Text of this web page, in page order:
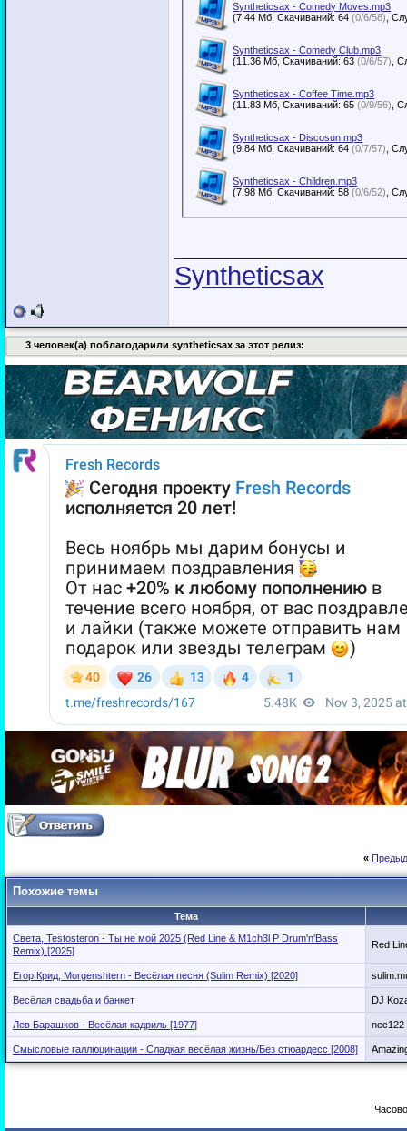
Syntheticsax - Comedy Moves.mp3
(7.44 Мб, Скачиваний: 64(0/6/58)
Syntheticsax - Comedy Club.mp3
(11.36 Мб, Скачиваний: 63(0/6/57)
Syntheticsax - Coffee Time.mp3
(11.83 Мб, Скачиваний: 65(0/9/56)
Syntheticsax - Discosun.mp3
(9.84 Мб, Скачиваний: 64(0/7/57)
Syntheticsax - Children.mp3
(7.98 Мб, Скачиваний: 58(0/6/52)
Syntheticsax
3 человек(а) поблагодарили syntheticsax за этот релиз:
«
Похожие темы
Тема
Света, Testosteron - Ты не мой 2025 (Red Line & M1ch3l P Drum'n'Bass
Remix) [2025]
Red
Егор Крид, Morgenshtern - Весёлая песня (Sulim Remix) [2020]
Весёлая свадьба и банкет DJ
Лев Барашков - Весёлая кадриль [1977] nec122
Смысловые галлюцинации - Сладкая весёлая жизнь/Без стюардесс [2008]